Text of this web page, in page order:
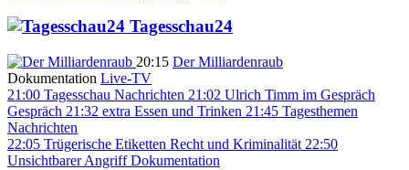
Tagesschau24
20:15 Der Milliardenraub
Dokumentation Live-TV
21:00 Tagesschau Nachrichten 21:02 Ulrich Timm im Gespräch
Gespräch 21:32 extra Essen und Trinken 21:45 Tagesthemen
Nachrichten
22:05 Trügerische Etiketten Recht und Kriminalität 22:50
Unsichtbarer Angriff Dokumentation